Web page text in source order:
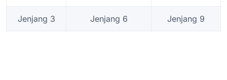
Jenjang 3 Jenjang 6 Jenjang 9